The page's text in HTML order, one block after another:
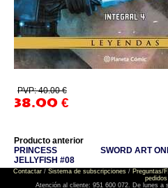
PVP: 40.00 €
38.00 €
Producto anterior
PRINCESS
JELLYFISH #08
SWORD ART
Contactar/ Sistema de subscripciones/ Preguntas/
pedidos
Atención al cliente: 951 600 072. De lunes a